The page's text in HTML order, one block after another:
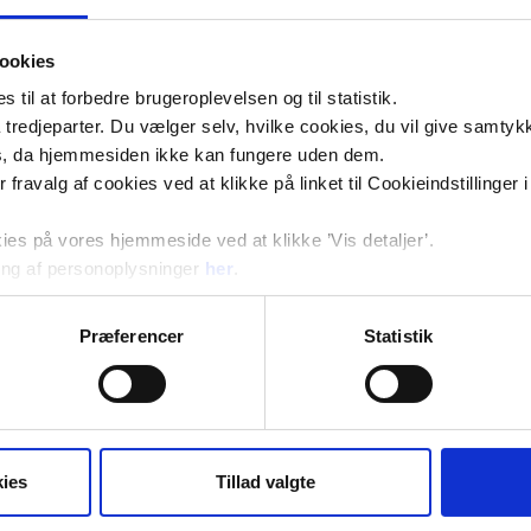
til at forbedre brugeroplevelsen og til statistik.
Du vælger selv, hvilke cookies, du vil give
hjemmesiden ikke kan fungere uden dem.
fravalg af cookies ved at klikke på linket til Cookieindstillinger
på vores hjemmeside ved at klikke ’Vis detaljer’.
af personoplysninger her
Præferencer Statistik
Tillad valgte
kortvarig inflammation i kroppen. Når
og denne langvarige inflammation
hænger sammen med en øget
Louise Domazet.
blodprøver fra 9000 danskere med
inflammation i kroppen omkring